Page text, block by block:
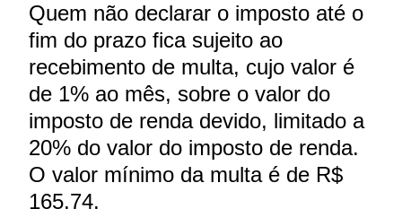
Quem não declarar o imposto até o
fim do prazo fica sujeito ao
recebimento de multa, cujo valor é
de 1% ao mês, sobre o valor do
imposto de renda devido, limitado a
20% do valor do imposto de renda.
O valor mínimo da multa é de R$
165,74.